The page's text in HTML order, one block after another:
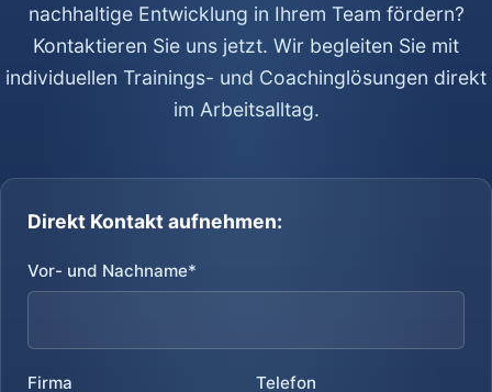
nachhaltige Entwicklung in Ihrem Team fördern?
Kontaktieren Sie uns jetzt. Wir begleiten Sie mit
individuellen Trainings- und Coachinglösungen direkt
im Arbeitsalltag.
Direkt Kontakt aufnehmen:
Vor- und Nachname*
Firma Telefon